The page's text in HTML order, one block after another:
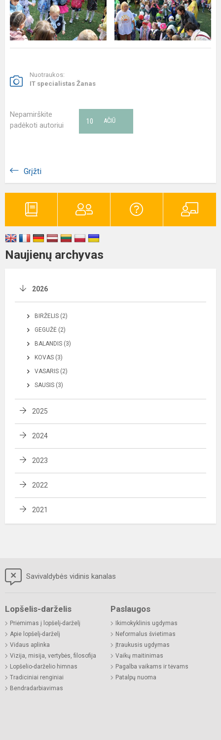
Nuotraukos:
IT specialistas Žanas
Nepamirškite
padėkoti autoriui
AČIŪ
10
Grįžti
Naujienų archyvas
2026
BIRŽELIS (2)
GEGUŽĖ (2)
BALANDIS (3)
KOVAS (3)
VASARIS (2)
SAUSIS (3)
2025
2024
2023
2022
2021
Savivaldybės vidinis kanalas
Lopšelis-darželis
Priėmimas į lopšelį-darželį
Apie lopšelį-darželį
Vidaus aplinka
Vizija, misija, vertybės, filosofija
Lopšelio-darželio himnas
Tradiciniai renginiai
Bendradarbiavimas
Paslaugos
Ikimokyklinis ugdymas
Neformalus švietimas
Įtraukusis ugdymas
Vaikų maitinimas
Pagalba vaikams ir tėvams
Patalpų nuoma